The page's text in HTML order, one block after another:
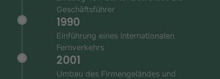
Geschäftsführer
1990
Einführung eines internationalen
Fernverkehrs
2001
Umbau des Firmengeländes und